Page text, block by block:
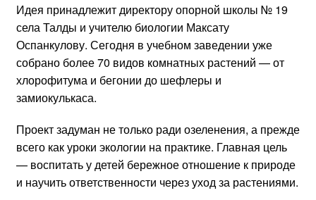
Идея принадлежит директору опорной школы № 19
села Талды и учителю биологии Максату
Оспанкулову. Сегодня в учебном заведении уже
собрано более 70 видов комнатных растений — от
хлорофитума и бегонии до шефлеры и
замиокулькаса.
Проект задуман не только ради озеленения, а прежде
всего как уроки экологии на практике. Главная цель
— воспитать у детей бережное отношение к природе
и научить ответственности через уход за растениями.